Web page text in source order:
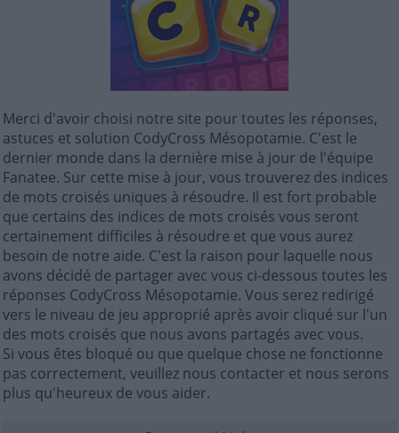
Merci d'avoir choisi notre site pour toutes les réponses,
astuces et solution CodyCross Mésopotamie. C'est le
dernier monde dans la dernière mise à jour de l'équipe
Fanatee. Sur cette mise à jour, vous trouverez des indices
de mots croisés uniques à résoudre. Il est fort probable
que certains des indices de mots croisés vous seront
certainement difficiles à résoudre et que vous aurez
besoin de notre aide. C'est la raison pour laquelle nous
avons décidé de partager avec vous ci-dessous toutes les
réponses CodyCross Mésopotamie. Vous serez redirigé
vers le niveau de jeu approprié après avoir cliqué sur l'un
des mots croisés que nous avons partagés avec vous.
Si vous êtes bloqué ou que quelque chose ne fonctionne
pas correctement, veuillez nous contacter et nous serons
plus qu'heureux de vous aider.